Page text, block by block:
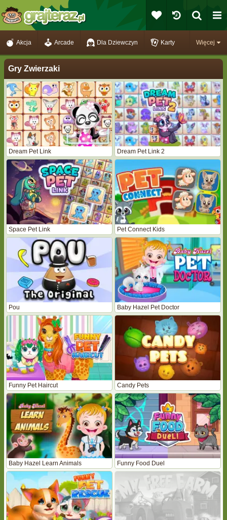
Więcej
Akcja Arcade Dla Dziewczyn Karty
Gry Zwierzaki
Dream Pet Link Dream Pet Link 2
Space Pet Link Pet Connect Kids
Pou Baby Hazel Pet Doctor
Funny Pet Haircut Candy Pets
Baby Hazel Learn Animals Funny Food Duel